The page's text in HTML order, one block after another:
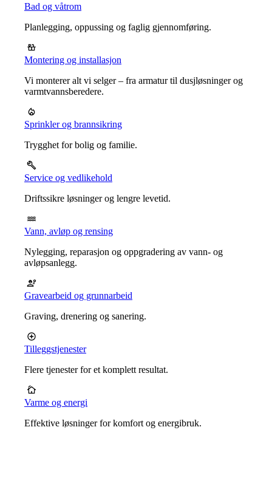
Bad og våtrom
Planlegging, oppussing og faglig gjennomføring.
Montering og installasjon
Vi monterer alt vi selger – fra armatur til dusjløsninger og
varmtvannsberedere.
Sprinkler og brannsikring
Trygghet for bolig og familie.
Service og vedlikehold
Driftssikre løsninger og lengre levetid.
Vann, avløp og rensing
Nylegging, reparasjon og oppgradering av vann- og
avløpsanlegg.
Gravearbeid og grunnarbeid
Graving, drenering og sanering.
Tilleggstjenester
Flere tjenester for et komplett resultat.
Varme og energi
Effektive løsninger for komfort og energibruk.